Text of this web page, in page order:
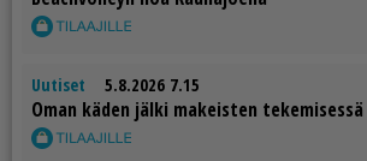
Uutiset 5.8.2026 7.15
Oman kä­den jäl­ki ma­keis­ten te­ke­mi­ses­sä